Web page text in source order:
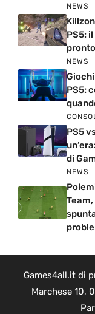
NEWS
PS5: il
NEWS
PS5:
PS5
di
NEWS
Games4all.it di
Marchese 10,